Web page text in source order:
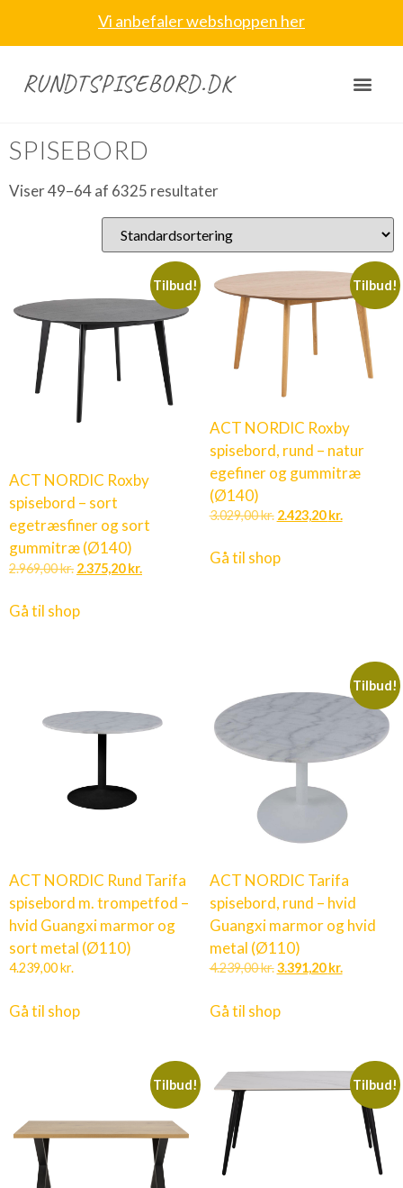
Vi anbefaler webshoppen her
RUNDTSPISEBORD.DK
SPISEBORD
Viser 49–64 af 6325 resultater
Tilbud!
ACT NORDIC Roxby
spisebord – sort
egetræsfiner og sort
gummitræ (Ø140)
2.969,00kr. 2.375,20kr.
Gå til shop
Tilbud!
ACT NORDIC Roxby
spisebord, rund – natur
egefiner og gummitræ
(Ø140)
3.029,00kr. 2.423,20kr.
Gå til shop
ACT NORDIC Rund Tarifa
spisebord m. trompetfod –
hvid Guangxi marmor og
sort metal (Ø110)
4.239,00kr.
Gå til shop
Tilbud!
ACT NORDIC Tarifa
spisebord, rund – hvid
Guangxi marmor og hvid
metal (Ø110)
4.239,00kr. 3.391,20kr.
Gå til shop
Tilbud! Tilbud!